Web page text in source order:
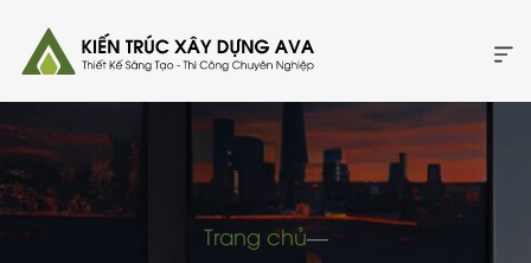
Trang chủ―